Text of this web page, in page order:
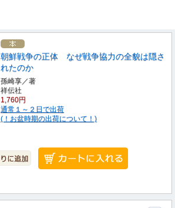
朝鮮戦争の正体 なぜ戦争協力の全貌は隠さ
れたのか
孫崎享／著
祥伝社
1,760円
通常１～２日で出荷
(！お盆時期の出荷について！)